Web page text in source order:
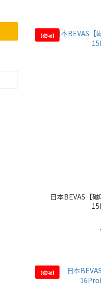
【磁吸】
日本BEVAS【
【磁吸】